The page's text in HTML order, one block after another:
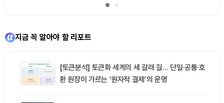
지금 꼭 알아야 할 리포트
[토큰분석] 토큰화 세계의 세 갈래 길… 단일·공통·호
환 원장이 가르는 ‘원자적 결제’의 운명